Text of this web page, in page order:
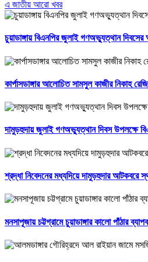
এ জাতীয় আরো খবর
চুয়াডাঙ্গায় বিএনপির জুলাই গণঅভ্যুত্থান
কার্পাসডাঙ্গার আলোচিত সামসুল কাজীর নিকাহ
দামুড়হুদায় জুলাই গণঅভ্যুত্থান দিবস উপলক্ষে
শ্রদ্ধা নিবেদনের মধ্যদিয়ে দামুড়হুদার আটকবরে
মনসাপূজায় চট্টগ্রামে চুয়াডাঙ্গার কালো পাঁঠার